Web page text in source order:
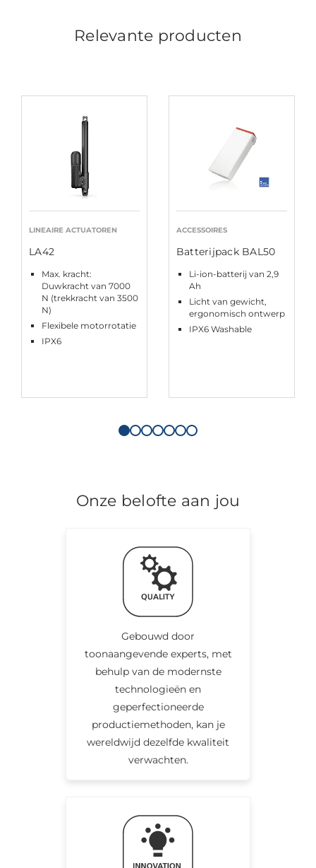
Relevante producten
LINEAIRE ACTUATOREN
LA42
Max. kracht:
Duwkracht van 7000
N (trekkracht van 3500
N)
Flexibele motorrotatie
IPX6
ACCESSOIRES
Batterijpack BAL50
Li-ion-batterij van 2,9
Ah
Licht van gewicht,
ergonomisch ontwerp
IPX6 Washable
Onze belofte aan jou
Gebouwd door
toonaangevende experts, met
behulp van de modernste
technologieën en
geperfectioneerde
productiemethoden, kan je
wereldwijd dezelfde kwaliteit
verwachten.